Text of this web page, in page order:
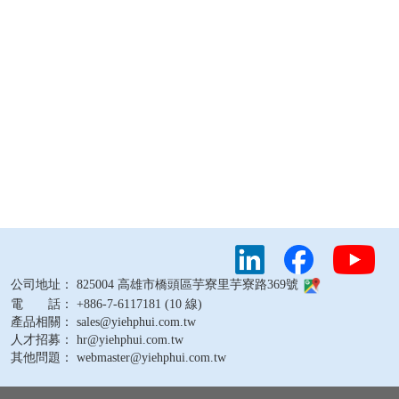
公司地址： 825004 高雄市橋頭區芋寮里芋寮路369號
電 話： +886-7-6117181 (10 線)
產品相關： sales@yiehphui.com.tw
人才招募： hr@yiehphui.com.tw
其他問題： webmaster@yiehphui.com.tw